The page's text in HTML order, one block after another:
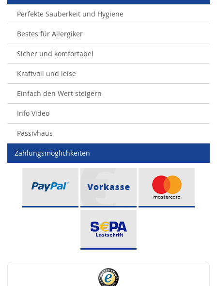
Perfekte Sauberkeit und Hygiene
Bestes für Allergiker
Sicher und komfortabel
Kraftvoll und leise
Einfach den Wert steigern
Info Video
Passivhaus
Zahlungsmöglichkeiten